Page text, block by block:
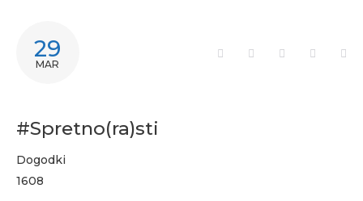
29
MAR
#Spretno(ra)sti
Dogodki
1608